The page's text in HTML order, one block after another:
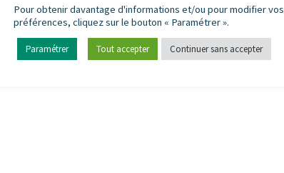
Pour obtenir davantage d'informations et/ou pour modifier vos
préférences, cliquez sur le bouton « Paramétrer ».
Paramétrer Tout accepter Continuer sans accepter